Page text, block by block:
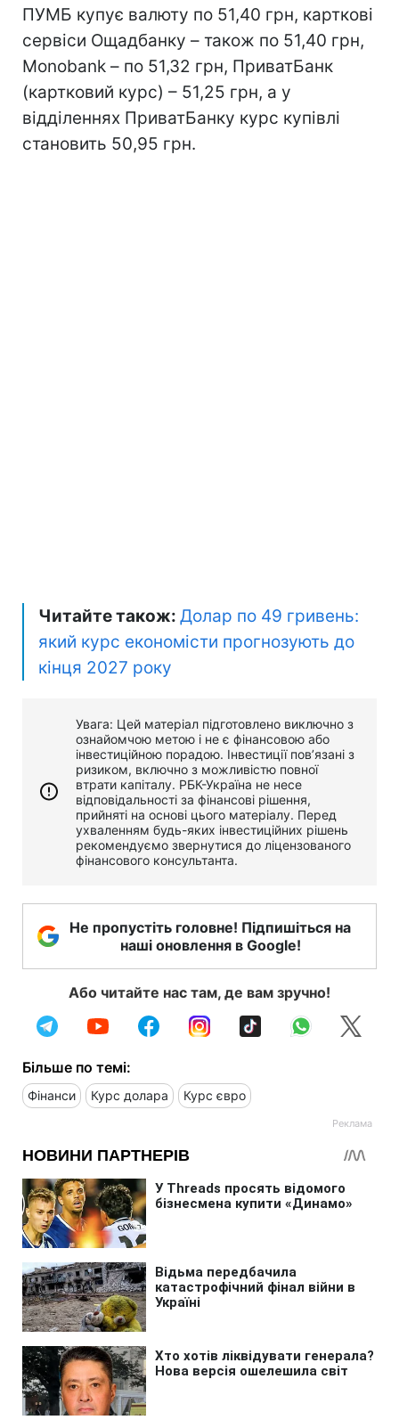
ПУМБ купує валюту по 51,40 грн, карткові
сервіси Ощадбанку – також по 51,40 грн,
Monobank – по 51,32 грн, ПриватБанк
(картковий курс) – 51,25 грн, а у
відділеннях ПриватБанку курс купівлі
становить 50,95 грн.
Читайте також: Долар по 49 гривень:
який курс економісти прогнозують до
кінця 2027 року
Увага: Цей матеріал підготовлено виключно з
ознайомчою метою і не є фінансовою або
інвестиційною порадою. Інвестиції пов’язані з
ризиком, включно з можливістю повної
втрати капіталу. РБК-Україна не несе
відповідальності за фінансові рішення,
прийняті на основі цього матеріалу. Перед
ухваленням будь-яких інвестиційних рішень
рекомендуємо звернутися до ліцензованого
фінансового консультанта.
Не пропустіть головне! Підпишіться на
наші оновлення в Google!
Або читайте нас там, де вам зручно!
Більше по темі:
Фінанси Курс долара Курс євро